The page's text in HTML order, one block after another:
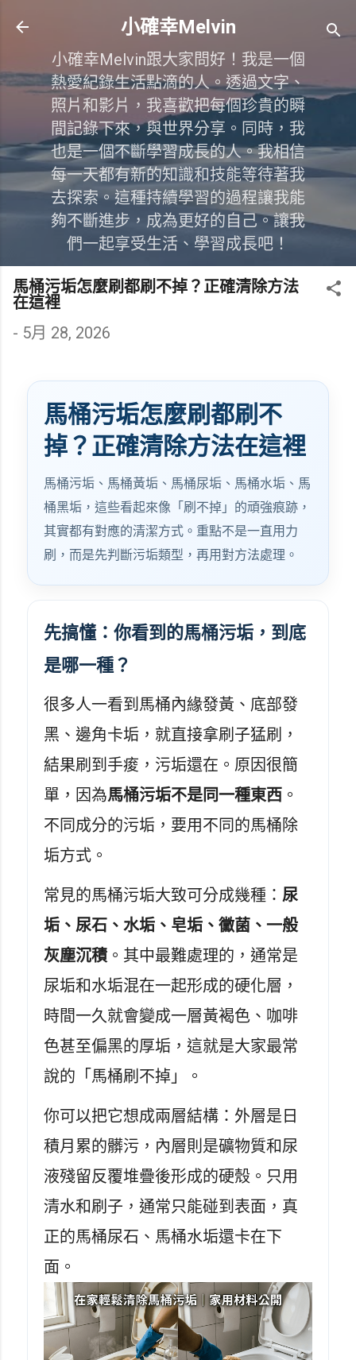
跳到主要內容
小確幸Melvin
小確幸Melvin跟大家問好！我是一個
熱愛紀錄生活點滴的人。透過文字、
照片和影片，我喜歡把每個珍貴的瞬
間記錄下來，與世界分享。同時，我
也是一個不斷學習成長的人。我相信
每一天都有新的知識和技能等待著我
去探索。這種持續學習的過程讓我能
夠不斷進步，成為更好的自己。讓我
們一起享受生活、學習成長吧！
馬桶污垢怎麼刷都刷不掉？正確清除方法
在這裡
- 5月 28, 2026
馬桶污垢怎麼刷都刷不
掉？正確清除方法在這裡
馬桶污垢、馬桶黃垢、馬桶尿垢、馬桶水垢、馬
桶黑垢，這些看起來像「刷不掉」的頑強痕跡，
其實都有對應的清潔方式。重點不是一直用力
刷，而是先判斷污垢類型，再用對方法處理。
先搞懂：你看到的馬桶污垢，到底
是哪一種？
很多人一看到馬桶內緣發黃、底部發
黑、邊角卡垢，就直接拿刷子猛刷，
結果刷到手痠，污垢還在。原因很簡
單，因為馬桶污垢不是同一種東西 。
不同成分的污垢，要用不同的馬桶除
垢方式。
常見的馬桶污垢大致可分成幾種： 尿
垢、尿石、水垢、皂垢、黴菌、一般
灰塵沉積 。其中最難處理的，通常是
尿垢和水垢混在一起形成的硬化層，
時間一久就會變成一層黃褐色、咖啡
色甚至偏黑的厚垢，這就是大家最常
說的「馬桶刷不掉」。
你可以把它想成兩層結構：外層是日
積月累的髒污，內層則是礦物質和尿
液殘留反覆堆疊後形成的硬殼。只用
清水和刷子，通常只能碰到表面，真
正的馬桶尿石、馬桶水垢還卡在下
面。